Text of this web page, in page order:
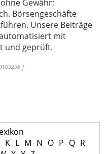
Gewähr;
Börsengeschäfte
Unsere Beiträge
mit
und geprüft.
|
K L M N O P Q R